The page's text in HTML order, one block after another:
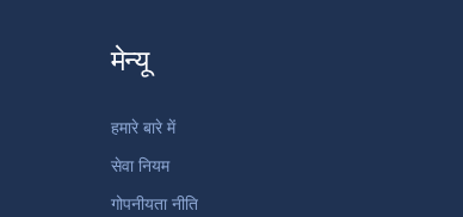
मेन्यू
हमारे बारे में
सेवा नियम
गोपनीयता नीति